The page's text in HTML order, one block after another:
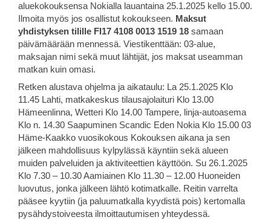
aluekokouksensa Nokialla lauantaina 25.1.2025 kello 15.00.
Ilmoita myös jos osallistut kokoukseen. Maksut
yhdistyksen tilille FI17 4108 0013 1519 18 samaan
päivämäärään mennessä. Viestikenttään: 03-alue,
maksajan nimi sekä muut lähtijät, jos maksat useamman
matkan kuin omasi.
Retken alustava ohjelma ja aikataulu: La 25.1.2025 Klo
11.45 Lahti, matkakeskus tilausajolaituri Klo 13.00
Hämeenlinna, Wetteri Klo 14.00 Tampere, linja-autoasema
Klo n. 14.30 Saapuminen Scandic Eden Nokia Klo 15.00 03
Häme-Kaakko vuosikokous Kokouksen aikana ja sen
jälkeen mahdollisuus kylpylässä käyntiin sekä alueen
muiden palveluiden ja aktiviteettien käyttöön. Su 26.1.2025
Klo 7.30 – 10.30 Aamiainen Klo 11.30 – 12.00 Huoneiden
luovutus, jonka jälkeen lähtö kotimatkalle. Reitin varrelta
pääsee kyytiin (ja paluumatkalla kyydistä pois) kertomalla
pysähdystoiveesta ilmoittautumisen yhteydessä.